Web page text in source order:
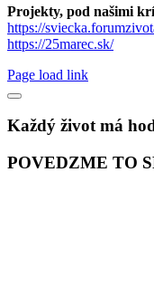
Projekty, pod našimi
https://
https://25marec.sk/
Page load link
Každý život má
POVEDZME TO